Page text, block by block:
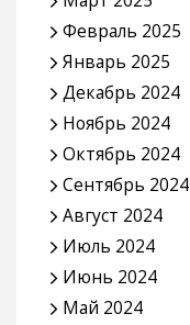
Февраль 2025
Январь 2025
Декабрь 2024
Ноябрь 2024
Октябрь 2024
Сентябрь 2024
Август 2024
Июль 2024
Июнь 2024
Май 2024